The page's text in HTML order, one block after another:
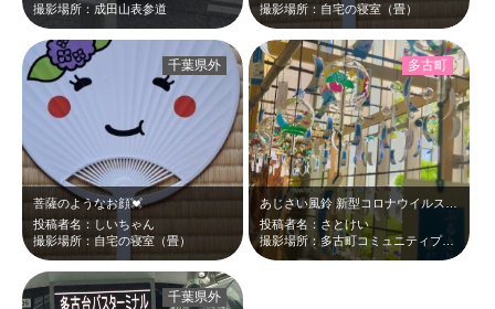
撮影場所：成田山表参道
撮影場所：自宅の寝室（畳）
菩薩のようなお顔💓
投稿者名：しいちゃん
撮影場所：自宅の寝室（畳）
千葉県外
投稿者名：さとけい
撮影場所：多古町コミュニティプラザ
多古町
千葉県外